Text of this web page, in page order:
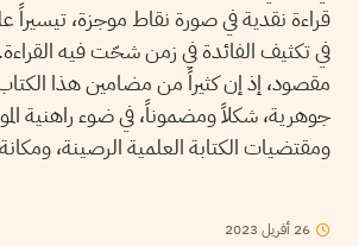
قراءة نقدية في صورة نقاط موجزة، تيسيراً
في تكثيف الفائدة في زمن شحّت فيه
مقصود، إذ إن كثيراً من مضامين هذا
جوهرية، شكلاً ومضموناً، في ضوء راهنية
ومقتضيات الكتابة العلمية الرصينة،
26 أفريل 2023